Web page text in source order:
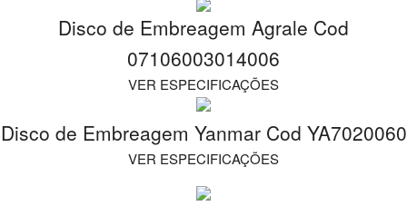
Disco de Embreagem Agrale Cod
07106003014006
VER ESPECIFICAÇÕES
Disco de Embreagem Yanmar Cod YA7020060
VER ESPECIFICAÇÕES